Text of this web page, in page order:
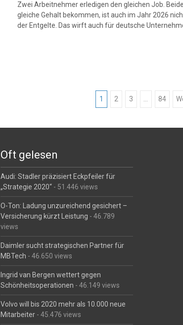
Zwei Arbeitnehmer erledigen den gleichen Job.
gleiche Gehalt bekommen, ist auch im Jahr 2026
der Entgelte. Das wirft auch für deutsche
1 2 3 84
Oft gelesen
Audi: Stadler präzisiert Eckpfeiler für
„Strategie 2020“ - 51.446 views
O-Ton: Ladung unzureichend gesichert –
Versicherung kürzt Leistung - 46.789
views
Daimler sucht strategischen Partner für
MBTech - 46.650 views
Ingrid van Bergen wettert gegen
Schönheitsoperationen - 46.149 views
Volvo will bis 2020 mehr als 10.000 neue
Mitarbeiter - 45.476 views